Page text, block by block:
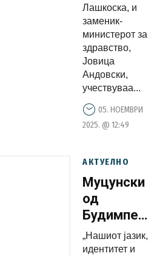
иднина
Лашкоска, и
заменик-
министерот за
здравство,
Јовица
Андовски,
учествуваа...
05. НОЕМВРИ
2025. @ 12:49
АКТУЕЛНО
Муцунски
од
Нашиот
јазик,
„Нашиот јазик,
идентитет и